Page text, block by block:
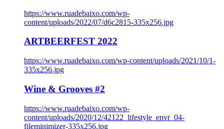
https://www.ruadebaixo.com/wp-
content/uploads/2022/07/d6c2815-335x256.jpg
ARTBEERFEST 2022
https://www.ruadebaixo.com/wp-content/uploads/2021/10/1-
335x256.jpg
Wine & Grooves #2
https://www.ruadebaixo.com/wp-
content/uploads/2020/12/42122_lifestyle_envr_04-
fileminimizer-335x256.jpg